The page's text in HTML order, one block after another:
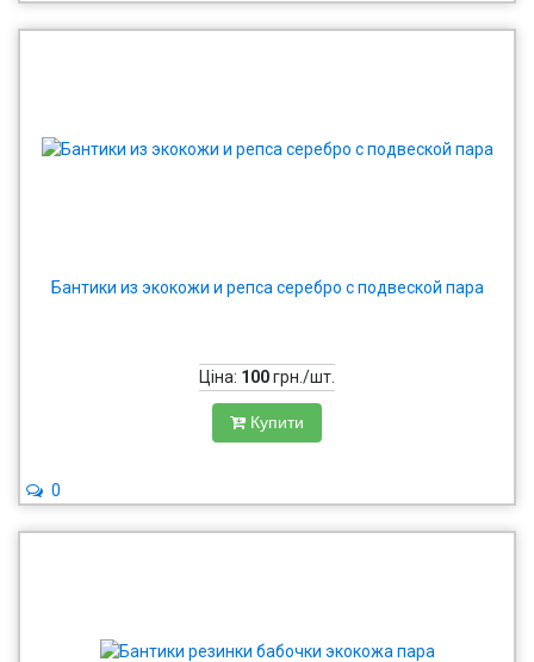
Бантики из экокожи и репса серебро с подвеской пара
Ціна: 100грн./шт.
Купити
0